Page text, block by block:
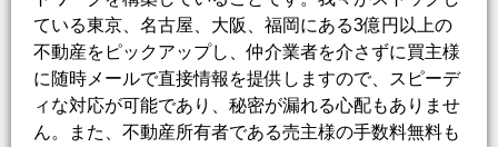
ている東京、名古屋、大阪、福岡にある3億円以上の
不動産をピックアップし、仲介業者を介さずに買主様
に随時メールで直接情報を提供しますので、スピーデ
ィな対応が可能であり、秘密が漏れる心配もありませ
ん。また、不動産所有者である売主様の手数料無料も